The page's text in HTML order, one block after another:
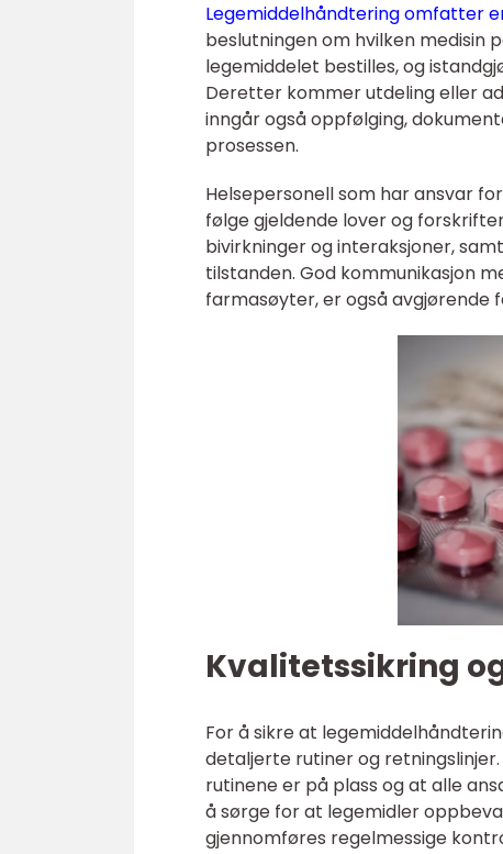
Legemiddelhåndtering omfatter
beslutningen om hvilken medisin
legemiddelet bestilles, og
Deretter kommer utdeling eller
inngår også oppfølging,
prosessen.
Helsepersonell som har ansvar
følge gjeldende lover og
bivirkninger og interaksjoner,
tilstanden. God kommunikasjon
farmasøyter, er også avgjørende
Kvalitetssikring
For å sikre at
detaljerte rutiner og
rutinene er på plass og at alle
å sørge for at legemidler
gjennomføres regelmessige